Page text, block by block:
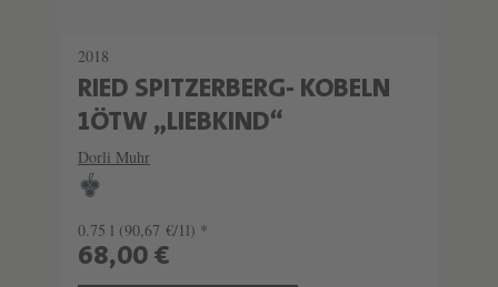
2018
RIED SPITZERBERG- KOBELN
1ÖTW „LIEBKIND“
Dorli Muhr
0.75 l (90,67 €/1l) *
68,00 €